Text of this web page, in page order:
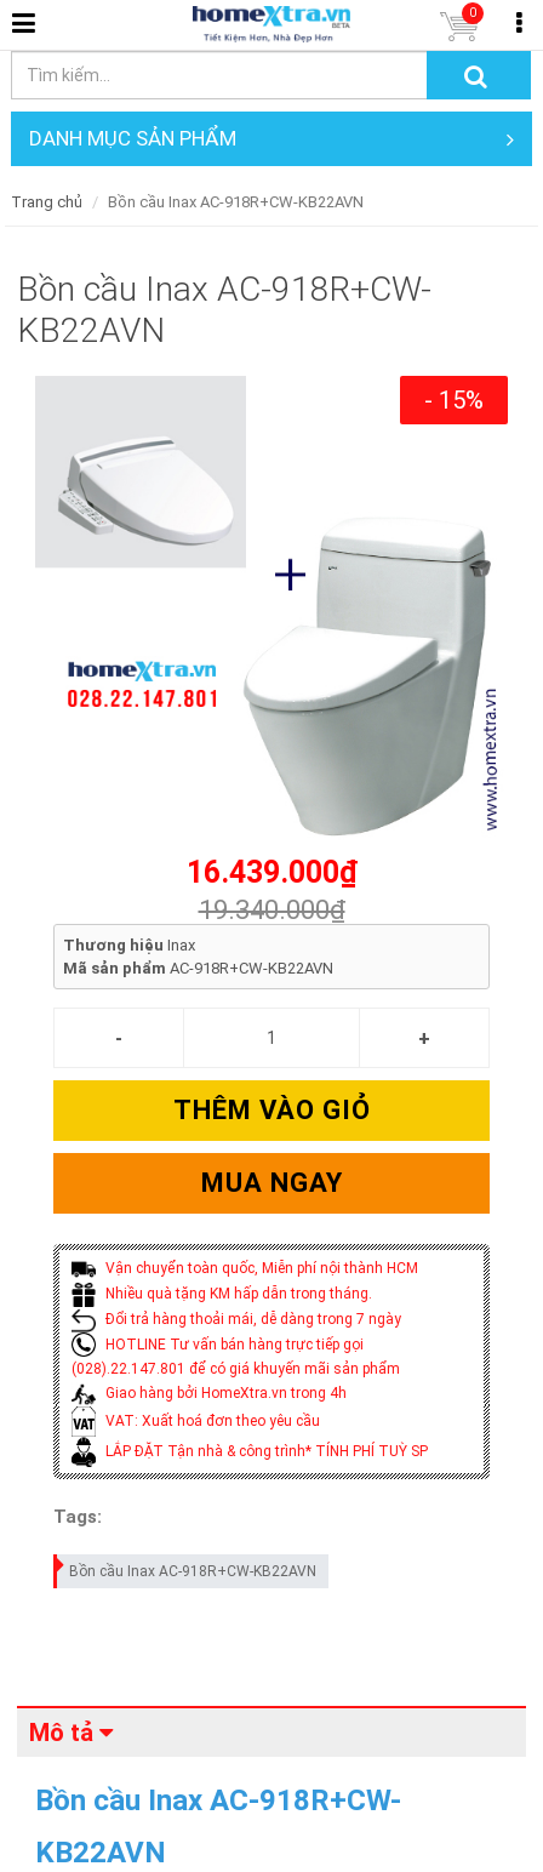
0
DANH MỤC SẢN PHẨM
Trang chủ Bồn cầu Inax AC-918R+CW-KB22AVN
Bồn cầu Inax AC-918R+CW-
KB22AVN
- 15%
16.439.000₫
19.340.000₫
Thương hiệu Inax
Mã sản phẩm AC-918R+CW-KB22AVN
THÊM VÀO GIỎ
MUA NGAY
Vận chuyển toàn quốc, Miễn phí nội thành HCM
Nhiều quà tặng KM hấp dẫn trong tháng.
Đổi trả hàng thoải mái, dễ dàng trong 7 ngày
HOTLINE Tư vấn bán hàng trực tiếp gọi
(028).22.147.801 để có giá khuyến mãi sản phẩm
Giao hàng bởi HomeXtra.vn trong 4h
VAT: Xuất hoá đơn theo yêu cầu
LẮP ĐẶT Tận nhà & công trình* TÍNH PHÍ TUỲ SP
Tags:
Bồn cầu Inax AC-918R+CW-KB22AVN
Mô tả
Bồn cầu Inax AC-918R+CW-
KB22AVN